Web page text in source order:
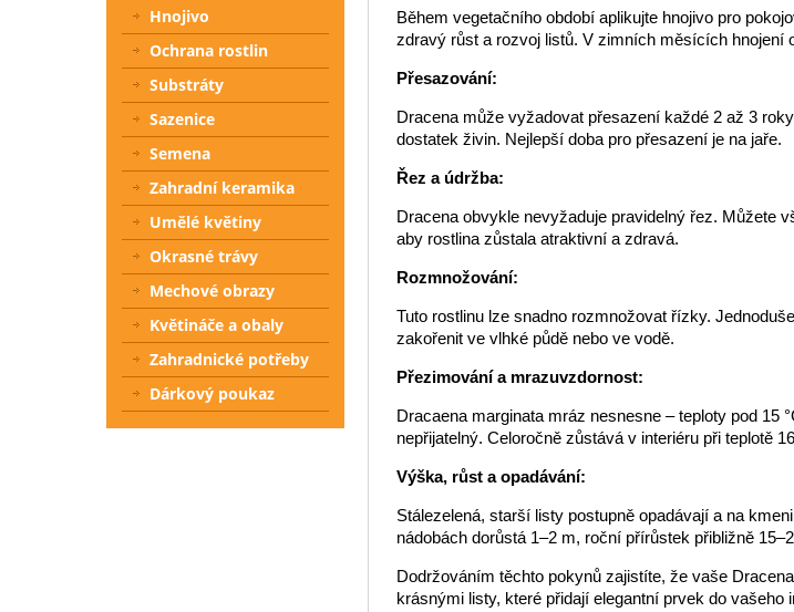
Během vegetačního období aplikujte hnojivo pro
zdravý růst a rozvoj listů. V zimních měsících hnojení
Přesazování:
Dracena může vyžadovat přesazení každé 2 až 3
dostatek živin. Nejlepší doba pro přesazení je na jaře.
Řez a údržba:
Dracena obvykle nevyžaduje pravidelný řez. Můžete
aby rostlina zůstala atraktivní a zdravá.
Rozmnožování:
Tuto rostlinu lze snadno rozmnožovat řízky.
zakořenit ve vlhké půdě nebo ve vodě.
Přezimování a mrazuvzdornost:
Dracaena marginata mráz nesnesne – teploty pod 15
nepřijatelný. Celoročně zůstává v interiéru při teplotě
Výška, růst a opadávání:
Stálezelená, starší listy postupně opadávají a na
nádobách dorůstá 1–2 m, roční přírůstek přibližně
Dodržováním těchto pokynů zajistíte, že vaše
krásnými listy, které přidají elegantní prvek do vašeho
Hnojivo
Ochrana rostlin
Substráty
Sazenice
Semena
Zahradní keramika
Umělé květiny
Okrasné trávy
Mechové obrazy
Květináče a obaly
Zahradnické potřeby
Dárkový poukaz